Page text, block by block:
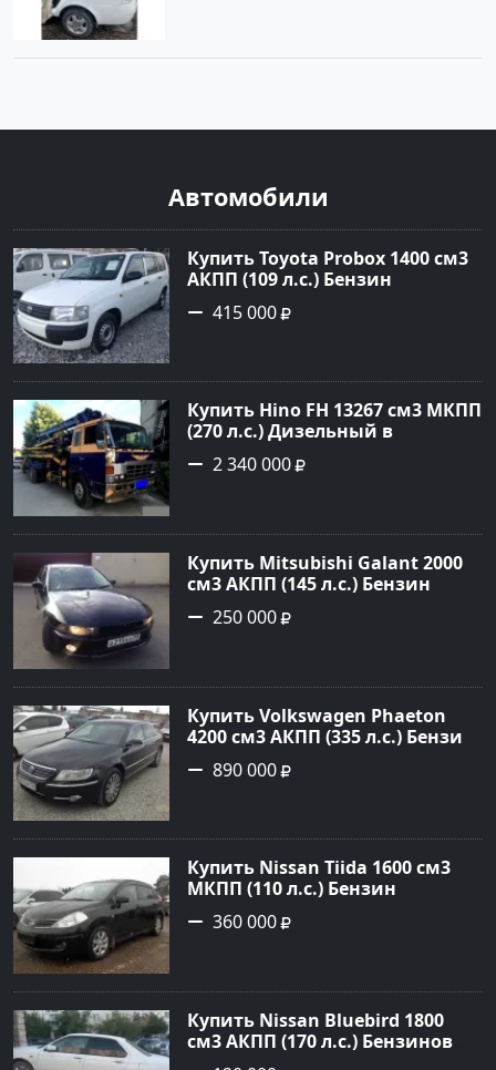
Автомобили
Купить Toyota Probox 1400 см3
АКПП (109 л.с.) Бензин
инжектор в Новороссийск:
цвет белый Универсал 2010
Авторынок23
415 000
Купить Hino FH 13267 см3 МКПП
(270 л.с.) Дизельный в
г.Краснодар: цвет Синий
Грузовые шасси 1992 года по
Авторынок23
2 340 000
Купить Mitsubishi Galant 2000
см3 АКПП (145 л.с.) Бензин
инжектор в Краснодар: цвет
черный Седан 2000 года по
Авторынок23
250 000
Купить Volkswagen Phaeton
4200 см3 АКПП (335 л.с.) Бензин
инжектор в Новороссийск:
цвет черный металлик Седан
сайте Авторынок23
890 000
Купить Nissan Tiida 1600 см3
МКПП (110 л.с.) Бензин
инжектор в Армавир: цвет
черный Хетчбэк 2008 года по
Авторынок23
360 000
Купить Nissan Bluebird 1800
см3 АКПП (170 л.с.) Бензиновый
в Новороссийск: цвет Белый